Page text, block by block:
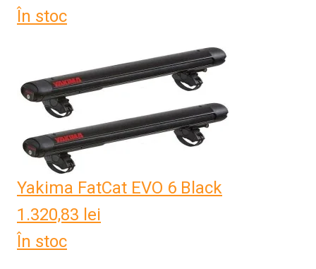
În stoc
Yakima FatCat EVO 6 Black
1.320,83 lei
În stoc